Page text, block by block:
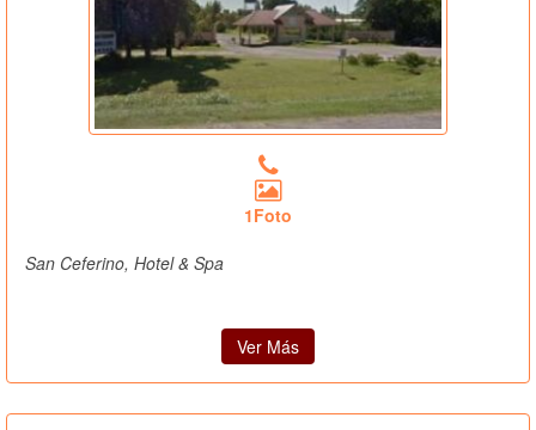
1Foto
San Ceferino, Hotel & Spa
Ver Más